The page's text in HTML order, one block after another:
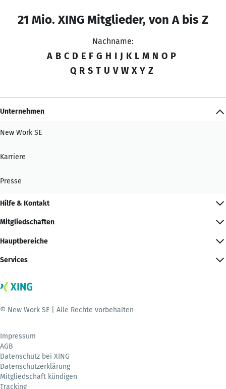
21 Mio. XING Mitglieder, von A bis Z
Nachname:
A B C D E F G H I J K L M N O P
Q R S T U V W X Y Z
Unternehmen
New Work SE
Karriere
Presse
Hilfe & Kontakt
Mitgliedschaften
Hauptbereiche
Services
© New Work SE | Alle Rechte vorbehalten
Impressum
AGB
Datenschutz bei XING
Datenschutzerklärung
Mitgliedschaft kündigen
Tracking